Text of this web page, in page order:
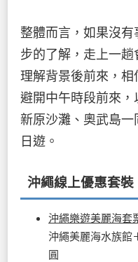
整體而言，如果沒
步的了解，走上一趟
理解背景後前來，
避開中午時段前來，
新原沙灘、奧武島
日遊。
沖繩線上優惠套裝
沖繩樂遊美麗海套
沖繩美麗海水族館
圓